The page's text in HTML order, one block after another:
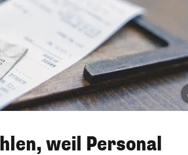
weil Personal